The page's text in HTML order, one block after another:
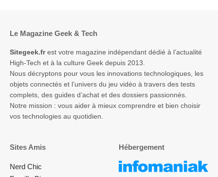
Le Magazine Geek & Tech
Sitegeek.frest votre magazine indépendant dédié à l’actualité
High-Tech et à la culture Geek depuis 2013.
Nous décryptons pour vous les innovations technologiques, les
objets connectés et l’univers du jeu vidéo à travers des tests
complets, des guides d’achat et des dossiers passionnés.
Notre mission : vous aider à mieux comprendre et bien choisir
vos technologies au quotidien.
Sites Amis
Nerd Chic
Hébergement